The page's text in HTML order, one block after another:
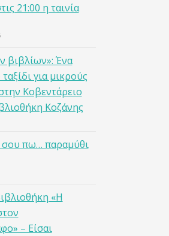
21:00 η ταινία
βιβλίων»: Ένα
για μικρούς
Κοβεντάρειο
Κοζάνης
σου πω… παραμύθι
«Η
– Είσαι